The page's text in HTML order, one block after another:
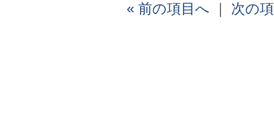
« 前の項目へ 次の